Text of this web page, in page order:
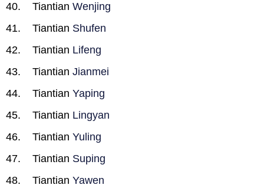
Tiantian Wenjing
Tiantian Shufen
Tiantian Lifeng
Tiantian Jianmei
Tiantian Yaping
Tiantian Lingyan
Tiantian Yuling
Tiantian Suping
Tiantian Yawen